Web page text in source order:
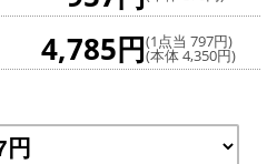
4,785円(1点当 797円)
(本体 4,350円)